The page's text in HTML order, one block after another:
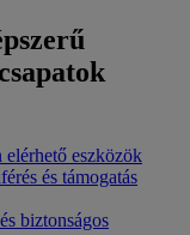
elérhető eszközök
és támogatás
biztonságos